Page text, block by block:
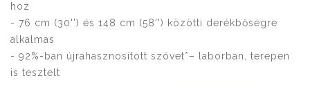
hoz
- 76 cm (30'') és 148 cm (58'') közötti derékbőségre
alkalmas
- 92%-ban újrahasznosított szövet*– laborban, terepen
is tesztelt